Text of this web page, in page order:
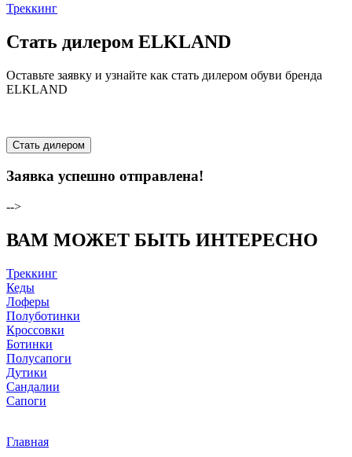
Треккинг
Стать дилером ELKLAND
Оставьте заявку и узнайте как стать дилером обуви бренда
ELKLAND
Стать дилером
Заявка успешно отправлена!
-->
ВАМ МОЖЕТ БЫТЬ ИНТЕРЕСНО
Треккинг
Кеды
Лоферы
Полуботинки
Кроссовки
Ботинки
Полусапоги
Дутики
Сандалии
Сапоги
Главная